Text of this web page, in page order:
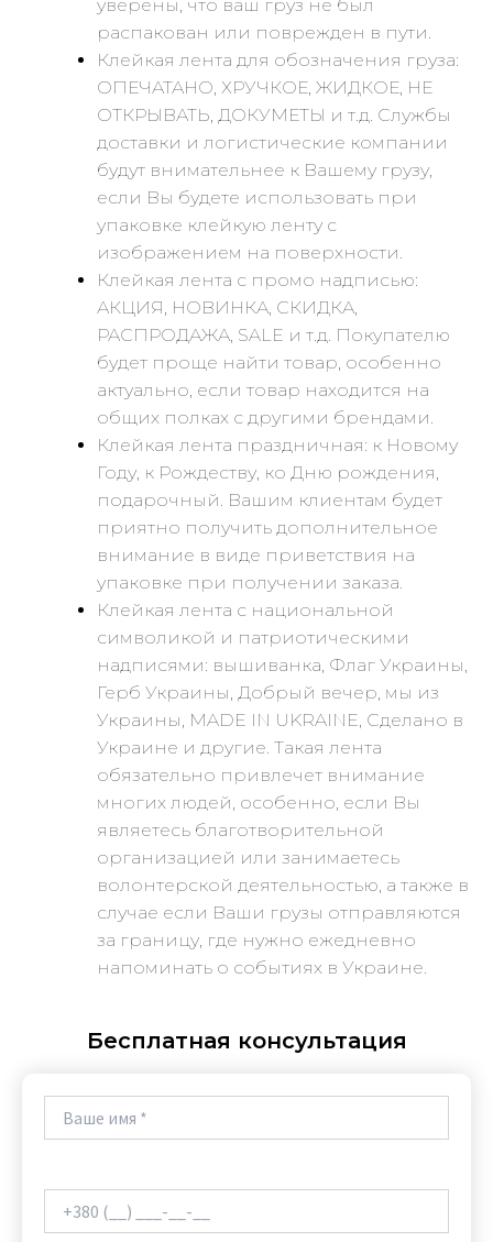
уверены, что ваш груз не был
распакован или поврежден в пути.
Клейкая лента для обозначения груза:
ОПЕЧАТАНО, ХРУЧКОЕ, ЖИДКОЕ, НЕ
ОТКРЫВАТЬ, ДОКУМЕТЫ и т.д. Службы
доставки и логистические компании
будут внимательнее к Вашему грузу,
если Вы будете использовать при
упаковке клейкую ленту с
изображением на поверхности.
Клейкая лента с промо надписью:
АКЦИЯ, НОВИНКА, СКИДКА,
РАСПРОДАЖА, SALE и т.д. Покупателю
будет проще найти товар, особенно
актуально, если товар находится на
общих полках с другими брендами.
Клейкая лента праздничная: к Новому
Году, к Рождеству, ко Дню рождения,
подарочный. Вашим клиентам будет
приятно получить дополнительное
внимание в виде приветствия на
упаковке при получении заказа.
Клейкая лента с национальной
символикой и патриотическими
надписями: вышиванка, Флаг Украины,
Герб Украины, Добрый вечер, мы из
Украины, MADE IN UKRAINE, Сделано в
Украине и другие. Такая лента
обязательно привлечет внимание
многих людей, особенно, если Вы
являетесь благотворительной
организацией или занимаетесь
волонтерской деятельностью, а также в
случае если Ваши грузы отправляются
за границу, где нужно ежедневно
напоминать о событиях в Украине.
Бесплатная консультация